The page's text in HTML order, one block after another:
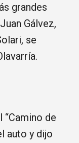
grandes
Gálvez,
se
de
auto y dijo